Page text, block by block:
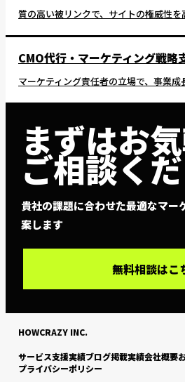
質の高い被リンクで、サイトの権威性を
CMO代行・マーケティング戦略
マーケティング責任者の立場で、事業成
まずはお
ご相談く
貴社の課題に合わせた最適なマー
案します
無料相談はこ
HOWCRAZY INC.
サービス支援実績ブログ掲載実績会社概要
プライバシーポリシー